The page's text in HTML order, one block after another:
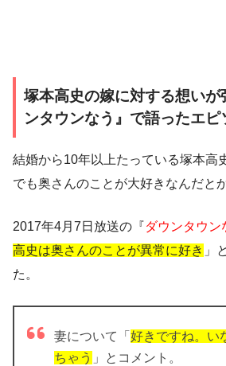
塚本高史の嫁に対する想いが
ンタウンなう』で語ったエピ
結婚から10年以上たっている塚本高
でも奥さんのことが大好きなんだとか
2017年4月7日放送の『ダウンタウン
高史は奥さんのことが異常に好き 」
た。
妻について「 好きですね。い
ちゃう 」とコメント。